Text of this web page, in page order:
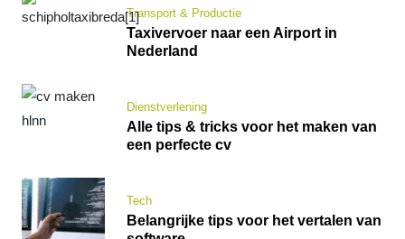
Transport & Productie
Taxivervoer naar een Airport in
Nederland
Dienstverlening
Alle tips & tricks voor het maken van
een perfecte cv
Tech
Belangrijke tips voor het vertalen van